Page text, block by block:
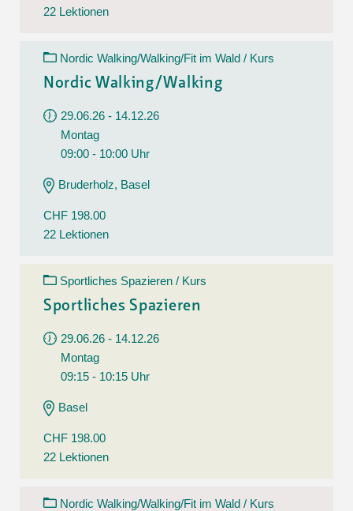
22 Lektionen
Nordic Walking/Walking/Fit im Wald / Kurs
Nordic Walking/Walking
29.06.26 - 14.12.26
Montag
09:00 - 10:00 Uhr
Bruderholz, Basel
CHF 198.00
22 Lektionen
Sportliches Spazieren / Kurs
Sportliches Spazieren
29.06.26 - 14.12.26
Montag
09:15 - 10:15 Uhr
Basel
CHF 198.00
22 Lektionen
Nordic Walking/Walking/Fit im Wald / Kurs